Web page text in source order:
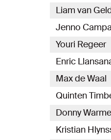
Liam van
Jenno
Youri Regeer
Enric
Max de Waal
Quinten
Donny
Kristian